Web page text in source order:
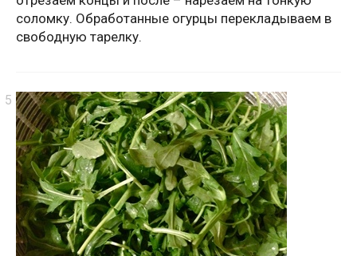
соломку. Обработанные огурцы перекладываем в
свободную тарелку.